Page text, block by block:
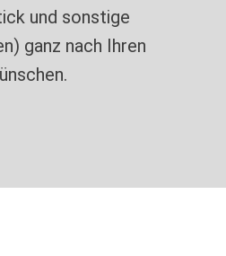
und sonstige
ganz nach Ihren